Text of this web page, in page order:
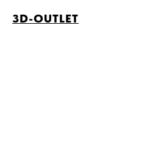
3D-OUTLET